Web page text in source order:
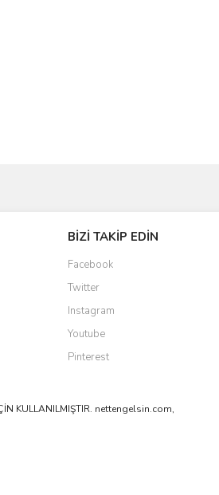
BİZİ TAKİP EDİN
Facebook
Twitter
Instagram
Youtube
Pinterest
KULLANILMIŞTIR. nettengelsin.com,